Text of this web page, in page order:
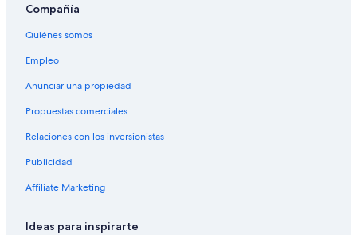
Hoteles para bodas en Old Monterey
Hoteles cerca de Fisherman's Wharf
Hoteles cerca de Muelle de la Guardia Costera
Hoteles boutique en New Monterey
Hoteles 4 estrellas en Monterey
Compañía
Quiénes somos
Empleo
Anunciar una propiedad
Propuestas comerciales
Relaciones con los inversionistas
Publicidad
Affiliate Marketing
Ideas para inspirarte